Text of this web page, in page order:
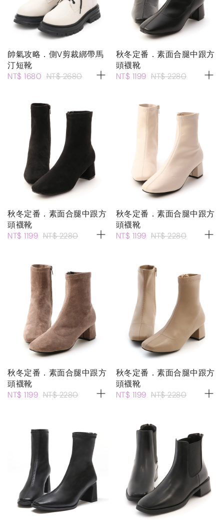
帥氣攻略．側V剪裁綁帶馬
汀短靴
NT$ 1680 NT$ 2680
秋冬定番．素面合腿中跟方
頭襪靴
NT$ 1199 NT$ 2280
秋冬定番．素面合腿中跟方
頭襪靴
NT$ 1199 NT$ 2280
秋冬定番．素面合腿中跟方
頭襪靴
NT$ 1199 NT$ 2280
秋冬定番．素面合腿中跟方
頭襪靴
NT$ 1199 NT$ 2280
秋冬定番．素面合腿中跟方
頭襪靴
NT$ 1199 NT$ 2280